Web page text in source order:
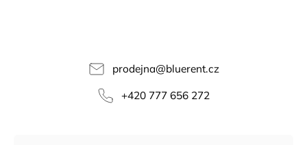
prodejna@bluerent.cz
+420 777 656 272